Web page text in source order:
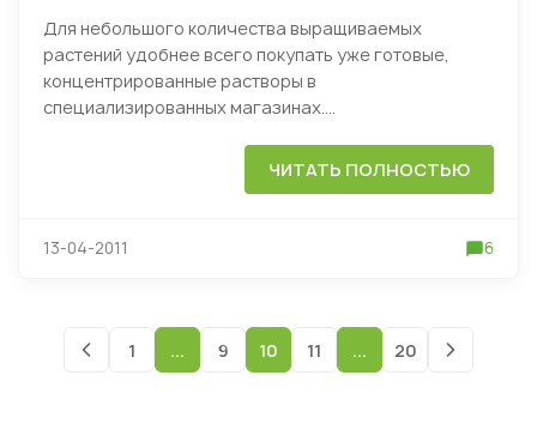
Для небольшого количества выращиваемых
растений удобнее всего покупать уже готовые,
концентрированные растворы в
специализированных магазинах....
ЧИТАТЬ ПОЛНОСТЬЮ
13-04-2011 6
1 ... 9 10 11 ... 20